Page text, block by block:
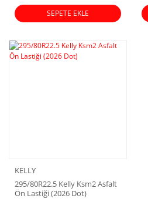
SEPETE EKLE
KELLY
295/80R22.5 Kelly Ksm2 Asfalt
Ön Lastiği (2026 Dot)